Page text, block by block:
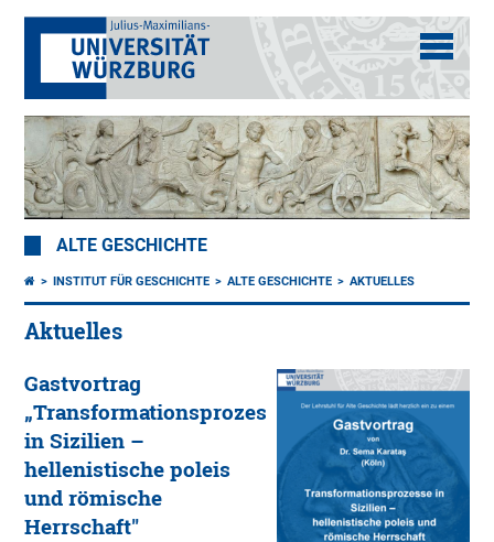
ALTE GESCHICHTE
INSTITUT FÜR GESCHICHTE ALTE GESCHICHTE AKTUELLES
Aktuelles
Gastvortrag
„Transformationsprozesse
in Sizilien –
hellenistische poleis
und römische
Herrschaft"